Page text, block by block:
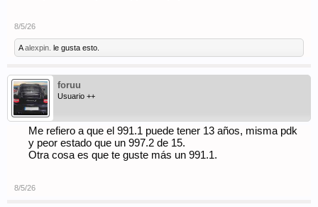
8/5/26
Aalexpin. le gusta esto.
foruu
Usuario ++
Me refiero a que el 991.1 puede tener 13 años, misma pdk
y peor estado que un 997.2 de 15.
Otra cosa es que te guste más un 991.1.
8/5/26